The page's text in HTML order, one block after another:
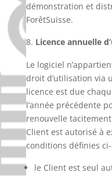
démonstration et
ForêtSuisse.
Licence annuelle
Le logiciel
droit d’utilisation via
licence est due
l’année précédente
renouvelle
Client est autorisé à
conditions définies
le Client est seul